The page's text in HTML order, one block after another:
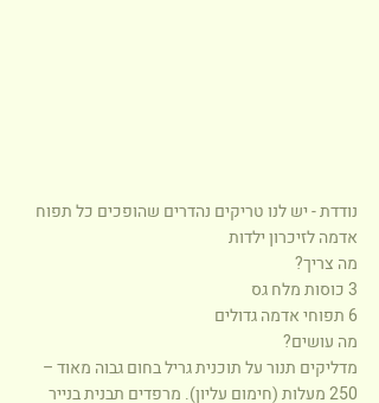
נודדת - יש לנו טריקים נהדרים שהופכים כל תפוח
אדמה לזיכרון ילדות
מה צריך?
3 כוסות מלח גס
6 תפוחי אדמה גדולים
מה עושים?
מדליקים תנור על תוכנית גריל בחום גבוה מאוד –
250 מעלות (חימום עליון). מרפדים תבנית בנייר